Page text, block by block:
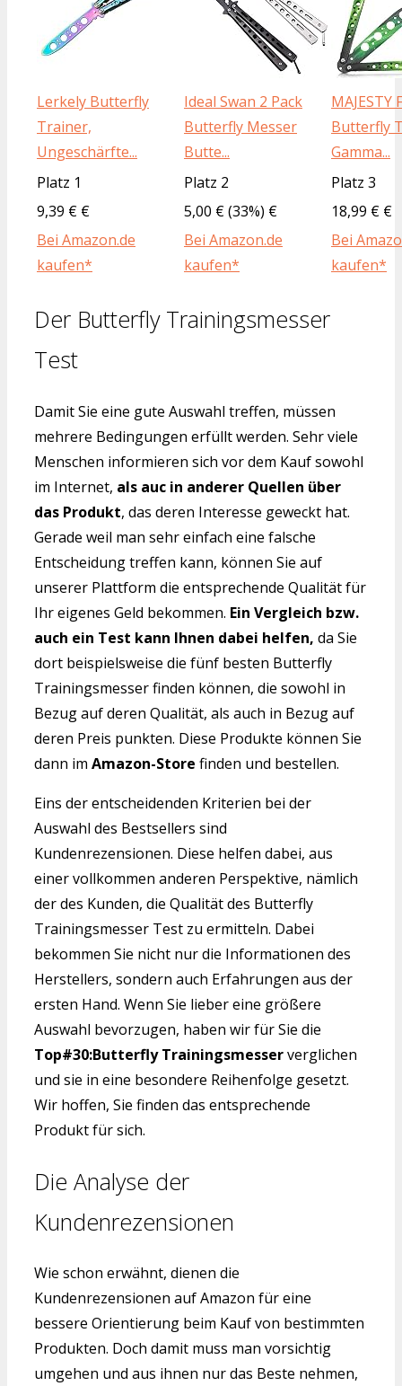
Lerkely Butterfly
Trainer,
Ungeschärfte...
Ideal Swan 2 Pack
Butterfly Messer
Butte...
MAJESTY
Butterfly
Gamma...
Platz 1
Platz 2
Platz 3
9,39 € €
5,00 € (33%) €
18,99 € €
Bei Amazon.de
kaufen*
Bei Amazon.de
kaufen*
Bei
kaufen*
Der Butterfly Trainingsmesser
Test
Damit Sie eine gute Auswahl treffen, müssen
mehrere Bedingungen erfüllt werden. Sehr viele
Menschen informieren sich vor dem Kauf sowohl
im Internet, als auc in anderer Quellen über
das Produkt, das deren Interesse geweckt hat.
Gerade weil man sehr einfach eine falsche
Entscheidung treffen kann, können Sie auf
unserer Plattform die entsprechende Qualität für
Ihr eigenes Geld bekommen. Ein Vergleich bzw.
auch ein Test kann Ihnen dabei helfen, da Sie
dort beispielsweise die fünf besten Butterfly
Trainingsmesser finden können, die sowohl in
Bezug auf deren Qualität, als auch in Bezug auf
deren Preis punkten. Diese Produkte können Sie
dann im Amazon-Store finden und bestellen.
Eins der entscheidenden Kriterien bei der
Auswahl des Bestsellers sind
Kundenrezensionen. Diese helfen dabei, aus
einer vollkommen anderen Perspektive, nämlich
der des Kunden, die Qualität des Butterfly
Trainingsmesser Test zu ermitteln. Dabei
bekommen Sie nicht nur die Informationen des
Herstellers, sondern auch Erfahrungen aus der
ersten Hand. Wenn Sie lieber eine größere
Auswahl bevorzugen, haben wir für Sie die
Top#30:Butterfly Trainingsmesserverglichen
und sie in eine besondere Reihenfolge gesetzt.
Wir hoffen, Sie finden das entsprechende
Produkt für sich.
Die Analyse der
Kundenrezensionen
Wie schon erwähnt, dienen die
Kundenrezensionen auf Amazon für eine
bessere Orientierung beim Kauf von bestimmten
Produkten. Doch damit muss man vorsichtig
umgehen und aus ihnen nur das Beste nehmen,